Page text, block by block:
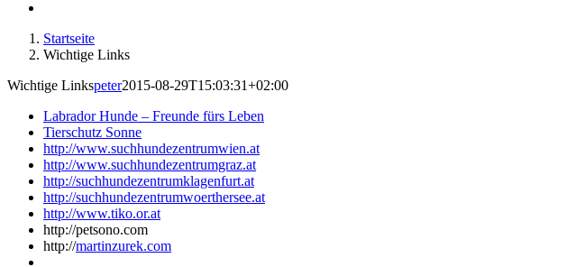
Startseite
Wichtige Links
Wichtige Linkspeter2015-08-29T15:03:31+02:00
Labrador Hunde – Freunde fürs Leben
Tierschutz Sonne
http://www.suchhundezentrumwien.at
http://www.suchhundezentrumgraz.at
http://suchhundezentrumklagenfurt.at
http://suchhundezentrumwoerthersee.at
http://www.tiko.or.at
http://petsono.com
http://martinzurek.com